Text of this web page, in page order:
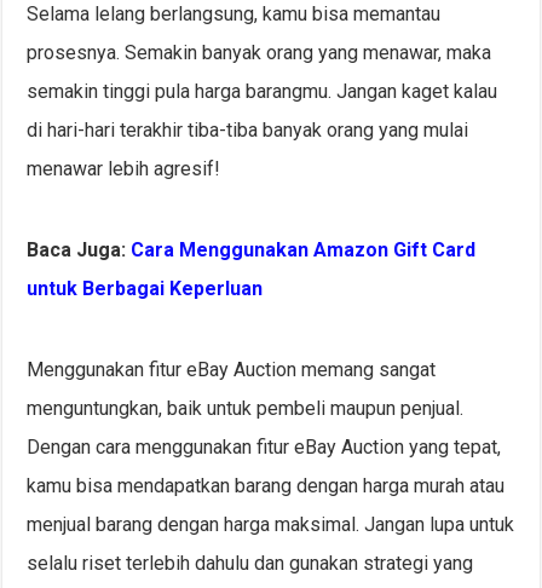
Selama lelang berlangsung, kamu bisa memantau
prosesnya. Semakin banyak orang yang menawar, maka
semakin tinggi pula harga barangmu. Jangan kaget kalau
di hari-hari terakhir tiba-tiba banyak orang yang mulai
menawar lebih agresif!
Baca Juga: Cara Menggunakan Amazon Gift Card
untuk Berbagai Keperluan
Menggunakan fitur eBay Auction memang sangat
menguntungkan, baik untuk pembeli maupun penjual.
Dengan cara menggunakan fitur eBay Auction yang tepat,
kamu bisa mendapatkan barang dengan harga murah atau
menjual barang dengan harga maksimal. Jangan lupa untuk
selalu riset terlebih dahulu dan gunakan strategi yang